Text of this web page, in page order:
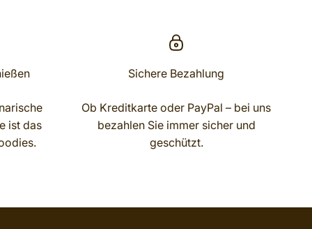
ist das
Sichere Bezahlung
Ob Kreditkarte oder PayPal – bei uns
bezahlen Sie immer sicher und
geschützt.